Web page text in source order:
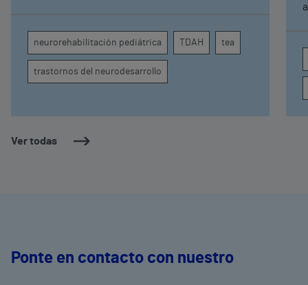
Ver todas
atención, la regulación emocional y la
conducta
neurorehabilitación pediátrica TDAH tea
trastornos del neurodesarrollo
Ponte en contacto con nuestro